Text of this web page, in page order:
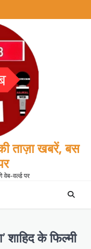
ताज़ा खबरें, बस
वर्ल्ड पर
शाहिद के फिल्मी